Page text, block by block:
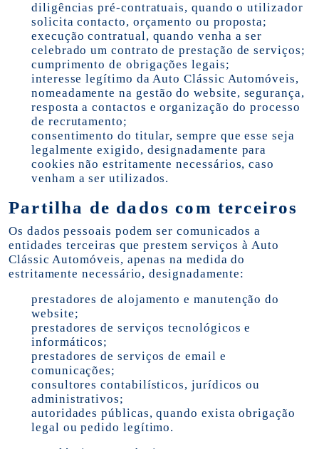
diligências pré-contratuais, quando o utilizador
solicita contacto, orçamento ou proposta;
execução contratual, quando venha a ser
celebrado um contrato de prestação de serviços;
cumprimento de obrigações legais;
interesse legítimo da Auto Clássic Automóveis,
nomeadamente na gestão do website, segurança,
resposta a contactos e organização do processo
de recrutamento;
consentimento do titular, sempre que esse seja
legalmente exigido, designadamente para
cookies não estritamente necessários, caso
venham a ser utilizados.
Partilha de dados com terceiros
Os dados pessoais podem ser comunicados a
entidades terceiras que prestem serviços à Auto
Clássic Automóveis, apenas na medida do
estritamente necessário, designadamente:
prestadores de alojamento e manutenção do
website;
prestadores de serviços tecnológicos e
informáticos;
prestadores de serviços de email e
comunicações;
consultores contabilísticos, jurídicos ou
administrativos;
autoridades públicas, quando exista obrigação
legal ou pedido legítimo.